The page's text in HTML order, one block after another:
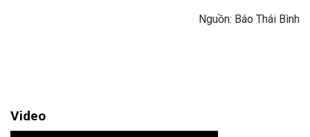
Nguồn: Báo Thái Bình
Video